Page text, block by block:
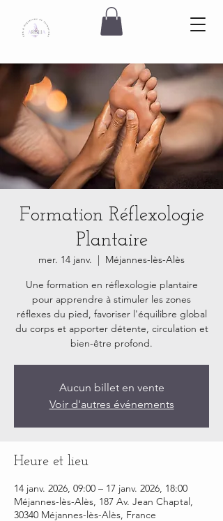
Formation Réflexologie
Plantaire
mer. 14 janv.
  |
Méjannes-lès-Alès
Une formation en réflexologie plantaire
pour apprendre à stimuler les zones
réflexes du pied, favoriser l'équilibre global
du corps et apporter détente, circulation et
bien-être profond.
Aucun billet en vente
Voir d'autres événements
Heure et lieu
14 janv. 2026, 09:00 – 17 janv. 2026, 18:00
Méjannes-lès-Alès, 187 Av. Jean Chaptal,
30340 Méjannes-lès-Alès, France